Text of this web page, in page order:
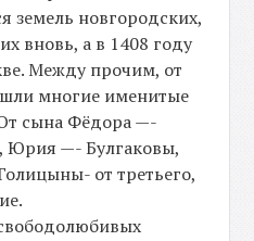
земель новгородских,
вновь, а в 1408 году
Между прочим, от
многие именитые
сына Фёдора —-
Юрия —- Булгаковы,
от третьего,